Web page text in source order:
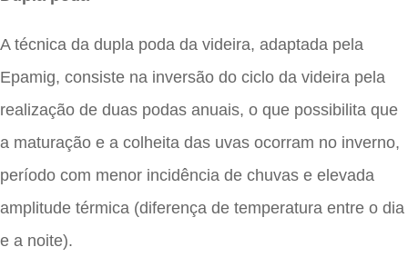
A técnica da dupla poda da videira, adaptada pela
Epamig, consiste na inversão do ciclo da videira pela
realização de duas podas anuais, o que possibilita que
a maturação e a colheita das uvas ocorram no inverno,
período com menor incidência de chuvas e elevada
amplitude térmica (diferença de temperatura entre o dia
e a noite).